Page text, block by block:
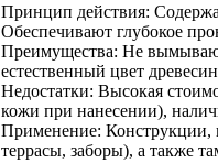
Принцип действия:
Обеспечивают глубокое
Преимущества: Не
естественный цвет
Недостатки: Высокая
кожи при нанесении),
Применение: Конструкции,
террасы, заборы), а также